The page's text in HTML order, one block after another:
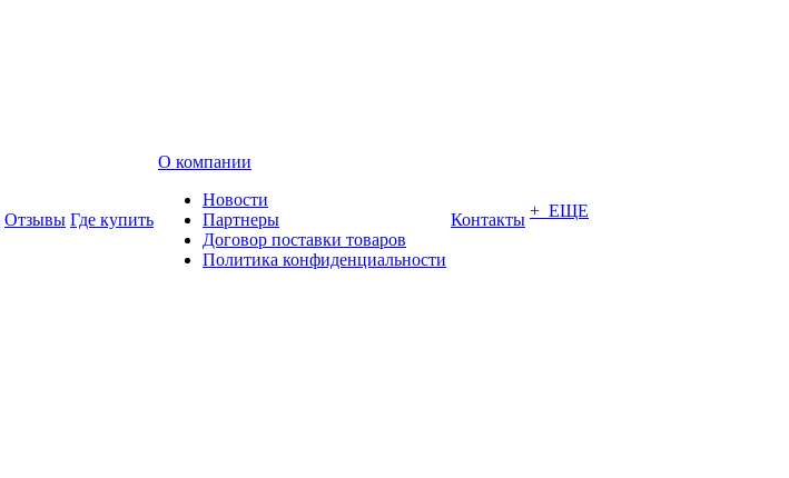
Отзывы Где купить
О компании
Новости
Партнеры
Договор поставки товаров
Политика конфиденциальности
Контакты + ЕЩЕ